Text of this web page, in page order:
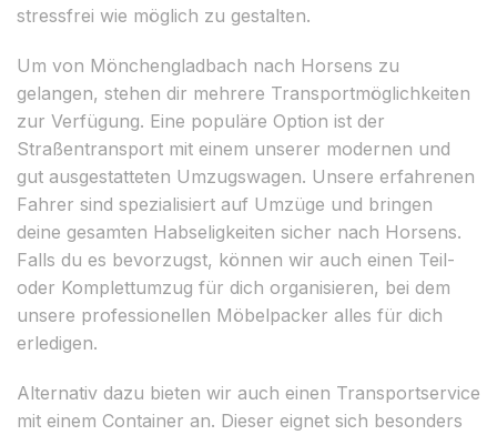
stressfrei wie möglich zu gestalten.
Um von Mönchengladbach nach Horsens zu
gelangen, stehen dir mehrere Transportmöglichkeiten
zur Verfügung. Eine populäre Option ist der
Straßentransport mit einem unserer modernen und
gut ausgestatteten Umzugswagen. Unsere erfahrenen
Fahrer sind spezialisiert auf Umzüge und bringen
deine gesamten Habseligkeiten sicher nach Horsens.
Falls du es bevorzugst, können wir auch einen Teil-
oder Komplettumzug für dich organisieren, bei dem
unsere professionellen Möbelpacker alles für dich
erledigen.
Alternativ dazu bieten wir auch einen Transportservice
mit einem Container an. Dieser eignet sich besonders